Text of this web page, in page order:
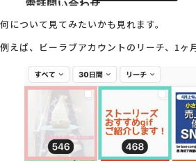
何について見てみたいかも見れます。
例えば、ビーラブアカウントのリーチ、1ヶ